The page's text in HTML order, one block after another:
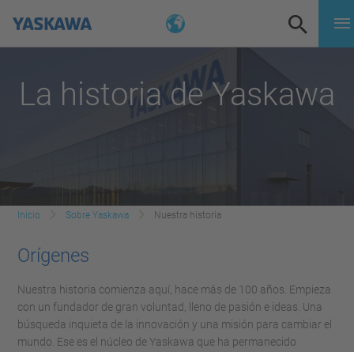
La historia de Yaskawa
Inicio Sobre Yaskawa Nuestra historia
Orígenes
Nuestra historia comienza aquí, hace más de 100 años. Empieza
con un fundador de gran voluntad, lleno de pasión e ideas. Una
búsqueda inquieta de la innovación y una misión para cambiar el
mundo. Ese es el núcleo de Yaskawa que ha permanecido